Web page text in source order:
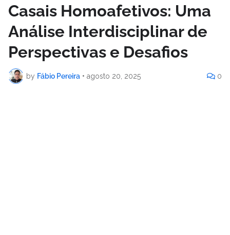
Casais Homoafetivos: Uma
Análise Interdisciplinar de
Perspectivas e Desafios
by Fábio Pereira • agosto 20, 2025 0